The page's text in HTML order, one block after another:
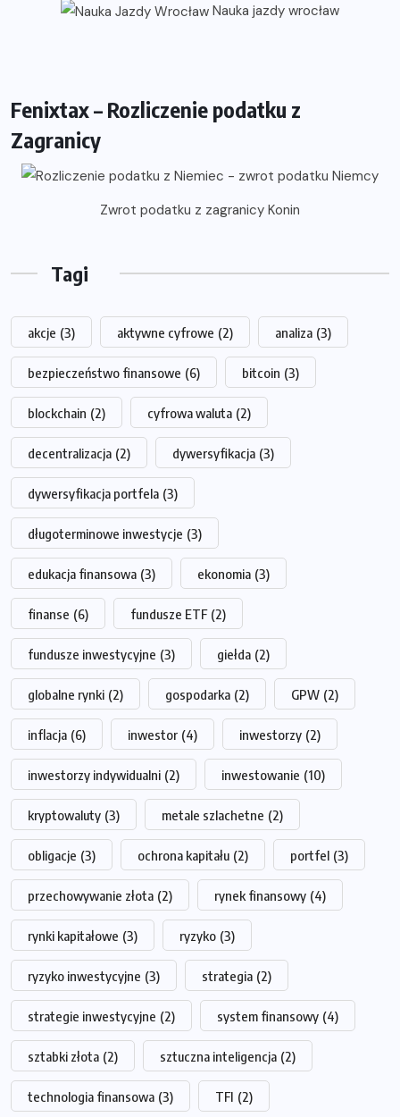
Nauka jazdy wrocław
Fenixtax – Rozliczenie podatku z
Zagranicy
Zwrot podatku z zagranicy Konin
Tagi
akcje (3) aktywne cyfrowe (2) analiza (3)
bezpieczeństwo finansowe (6) bitcoin (3)
blockchain (2) cyfrowa waluta (2)
decentralizacja (2) dywersyfikacja (3)
dywersyfikacja portfela (3)
długoterminowe inwestycje (3)
edukacja finansowa (3) ekonomia (3)
finanse (6) fundusze ETF (2)
fundusze inwestycyjne (3) giełda (2)
globalne rynki (2) gospodarka (2) GPW (2)
inflacja (6) inwestor (4) inwestorzy (2)
inwestorzy indywidualni (2) inwestowanie (10)
kryptowaluty (3) metale szlachetne (2)
obligacje (3) ochrona kapitału (2) portfel (3)
przechowywanie złota (2) rynek finansowy (4)
rynki kapitałowe (3) ryzyko (3)
ryzyko inwestycyjne (3) strategia (2)
strategie inwestycyjne (2) system finansowy (4)
sztabki złota (2) sztuczna inteligencja (2)
technologia finansowa (3) TFI (2)